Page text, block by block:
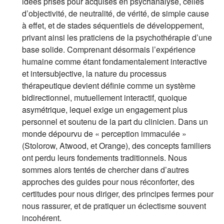
d’objectivité, de neutralité, de vérité, de simple cause
à effet, et de stades séquentiels de développement,
privant ainsi les praticiens de la psychothérapie d’une
base solide. Comprenant désormais l’expérience
humaine comme étant fondamentalement interactive
et intersubjective, la nature du processus
thérapeutique devient définie comme un système
bidirectionnel, mutuellement interactif, quoique
asymétrique, lequel exige un engagement plus
personnel et soutenu de la part du clinicien. Dans un
monde dépourvu de « perception immaculée »
(Stolorow, Atwood, et Orange), des concepts familiers
ont perdu leurs fondements traditionnels. Nous
sommes alors tentés de chercher dans d’autres
approches des guides pour nous réconforter, des
certitudes pour nous diriger, des principes fermes pour
nous rassurer, et de pratiquer un éclectisme souvent
incohérent.